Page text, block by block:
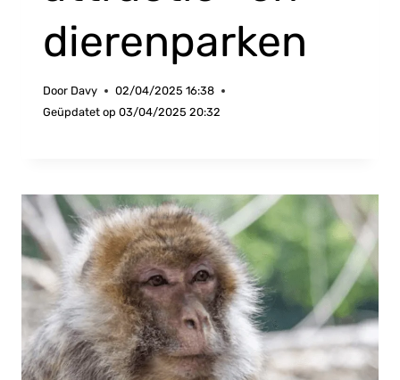
dierenparken
Door Davy
02/04/2025 16:38
Geüpdatet op 03/04/2025 20:32